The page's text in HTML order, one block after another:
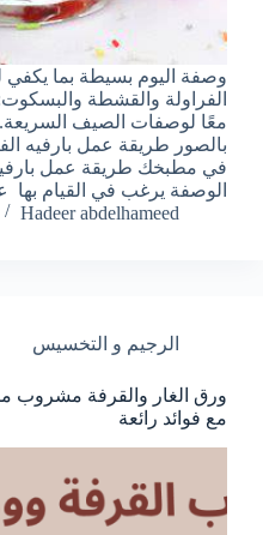
وصفة اليوم بسيطة بما يكفي
الفراولة والقشطة والبسكوت:
معًا لوصفات الصيف السريعة.
بالصور طريقة عمل بارفيه
في مطبخك طريقة عمل
الوصفة يرغب في القيام
Hadeer abdelhameed
الرجيم و التخسيس
ورق الغار والقرفة مشروب
مع فوائد رائعة